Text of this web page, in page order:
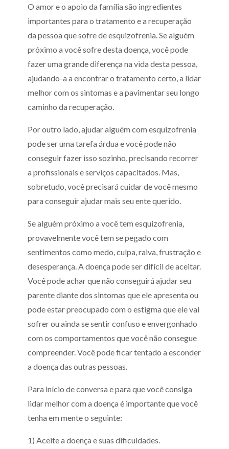
O amor e o apoio da família são ingredientes
importantes para o tratamento e a recuperação
da pessoa que sofre de esquizofrenia. Se alguém
próximo a você sofre desta doença, você pode
fazer uma grande diferença na vida desta pessoa,
ajudando-a a encontrar o tratamento certo, a lidar
melhor com os sintomas e a pavimentar seu longo
caminho da recuperação.
Por outro lado, ajudar alguém com esquizofrenia
pode ser uma tarefa árdua e você pode não
conseguir fazer isso sozinho, precisando recorrer
a profissionais e serviços capacitados. Mas,
sobretudo, você precisará cuidar de você mesmo
para conseguir ajudar mais seu ente querido.
Se alguém próximo a você tem esquizofrenia,
provavelmente você tem se pegado com
sentimentos como medo, culpa, raiva, frustração e
desesperança. A doença pode ser difícil de aceitar.
Você pode achar que não conseguirá ajudar seu
parente diante dos sintomas que ele apresenta ou
pode estar preocupado com o estigma que ele vai
sofrer ou ainda se sentir confuso e envergonhado
com os comportamentos que você não consegue
compreender. Você pode ficar tentado a esconder
a doença das outras pessoas.
Para início de conversa e para que você consiga
lidar melhor com a doença é importante que você
tenha em mente o seguinte:
1) Aceite a doença e suas dificuldades.